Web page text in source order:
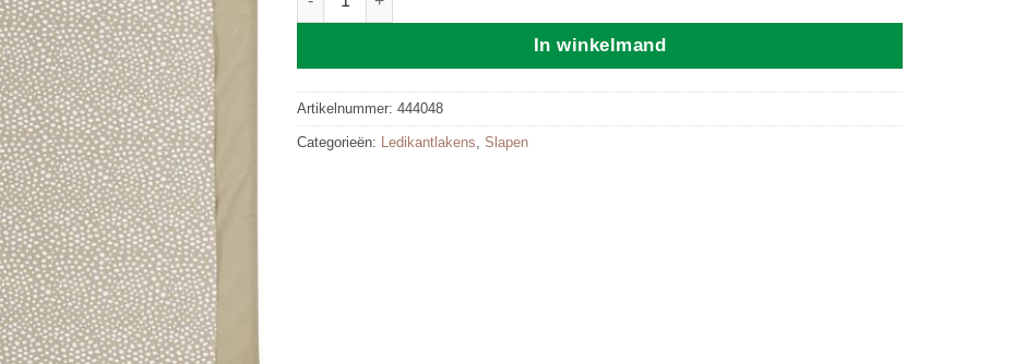
In winkelmand
Artikelnummer: 444048
Categorieën: Ledikantlakens, Slapen